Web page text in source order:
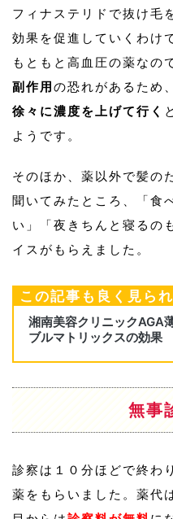
フィナステリドで抜け毛
効果を促進していくわけ
もともと高血圧の薬なの
副作用 の恐れがあるため
徐々に濃度を上げて行く
ようです。
そのほか、薬以外で髪の
聞いてみたところ、「食
い」「夜きちんと寝るの
イスがもらえました。
この記事も良く見ら
無事
診察は１０分ほどで終わ
薬をもらいました。薬代